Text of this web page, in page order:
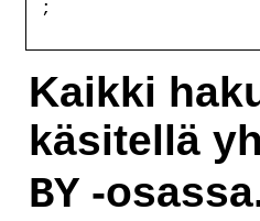
Kaikki
käsitellä
BY-